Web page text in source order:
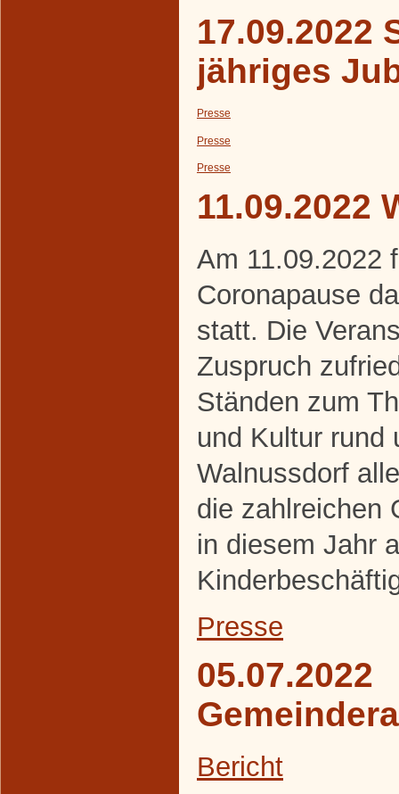
17.09.2022
jähriges
Presse
Presse
Presse
11.09.2022
Am 11.09.2022
Coronapause
statt. Die
Zuspruch
Ständen zum
und Kultur rund
Walnussdorf
die zahlreichen
in diesem Jahr
Presse
05.07.2022
Bericht